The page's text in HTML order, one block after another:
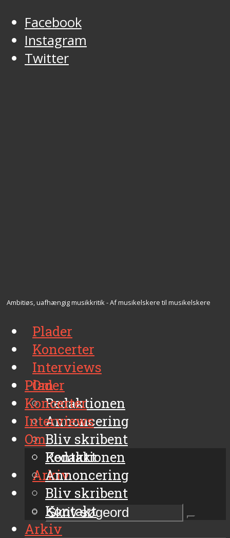
Facebook
Instagram
Twitter
Ambitiøs, uafhængig musikkritik - Af musikelskere til musikelskere
Plader
Koncerter
Interviews
Om
Redaktionen
Annoncering
Bliv skribent
Kontakt
Arkiv
Plader
Koncerter
Interviews
Om
Redaktionen
Annoncering
Bliv skribent
Kontakt
Arkiv